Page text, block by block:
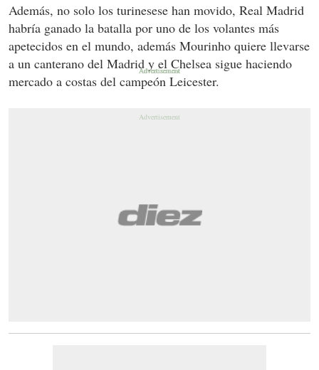
Además, no solo los turinesese han movido, Real Madrid
habría ganado la batalla por uno de los volantes más
apetecidos en el mundo, además Mourinho quiere llevarse
a un canterano del Madrid y el Chelsea sigue haciendo
mercado a costas del campeón Leicester.